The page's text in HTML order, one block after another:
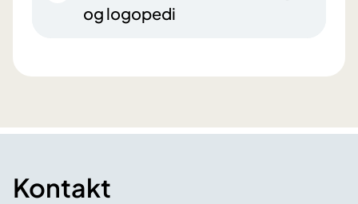
og logopedi
Kontakt